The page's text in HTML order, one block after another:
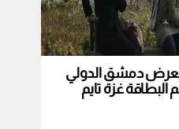
معرض دمشق الدولي